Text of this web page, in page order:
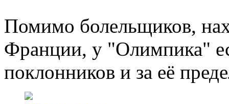
Помимо болельщиков,
Франции, у "Олимпика"
поклонников и за её